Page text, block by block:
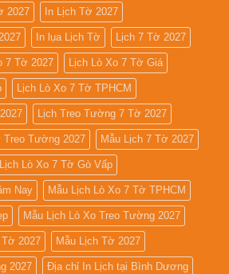
2027 In Lịch Tờ 2027
In lụa Lịch Tờ Lịch 7 Tờ 2027
7 Tờ 2027 Lịch Lò Xo 7 Tờ Giá
Lịch Lò Xo 7 Tờ TPHCM
Lịch Treo Tường 7 Tờ 2027
Treo Tường 2027 Mẫu Lịch 7 Tờ 2027
Lò Xo 7 Tờ Gò Vấp
Nay Mẫu Lịch Lò Xo 7 Tờ TPHCM
Mẫu Lịch Lò Xo Treo Tường 2027
2027 Mẫu Lịch Tờ 2027
2027 Địa chỉ In Lịch tại Bình Dương